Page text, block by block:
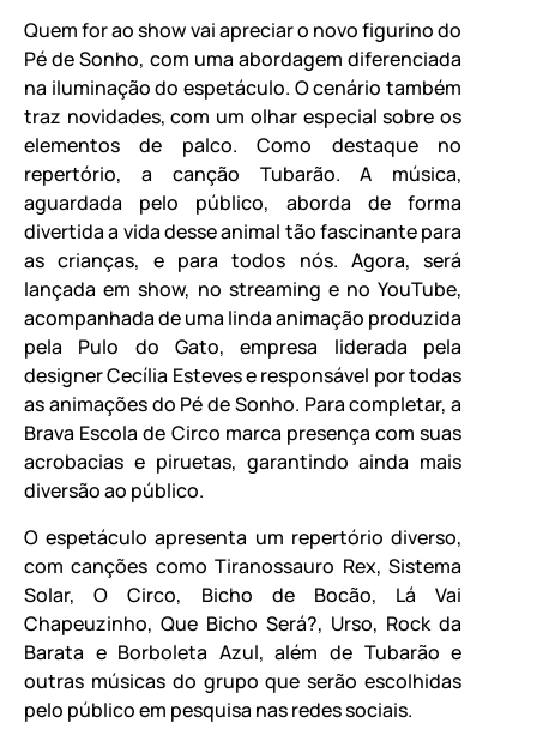
Quem for ao show vai apreciar o novo figurino do
Pé de Sonho, com uma abordagem diferenciada
na iluminação do espetáculo. O cenário também
traz novidades, com um olhar especial sobre os
elementos de palco. Como destaque no
repertório, a canção Tubarão. A música,
aguardada pelo público, aborda de forma
divertida a vida desse animal tão fascinante para
as crianças, e para todos nós. Agora, será
lançada em show, no streaming e no YouTube,
acompanhada de uma linda animação produzida
pela Pulo do Gato, empresa liderada pela
designer Cecília Esteves e responsável por todas
as animações do Pé de Sonho. Para completar, a
Brava Escola de Circo marca presença com suas
acrobacias e piruetas, garantindo ainda mais
diversão ao público.
O espetáculo apresenta um repertório diverso,
com canções como Tiranossauro Rex, Sistema
Solar, O Circo, Bicho de Bocão, Lá Vai
Chapeuzinho, Que Bicho Será?, Urso, Rock da
Barata e Borboleta Azul, além de Tubarão e
outras músicas do grupo que serão escolhidas
pelo público em pesquisa nas redes sociais.